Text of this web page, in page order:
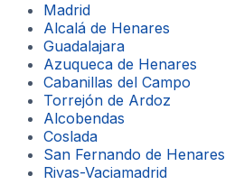
Madrid
Alcalá de Henares
Guadalajara
Azuqueca de Henares
Cabanillas del Campo
Torrejón de Ardoz
Alcobendas
Coslada
San Fernando de Henares
Rivas-Vaciamadrid